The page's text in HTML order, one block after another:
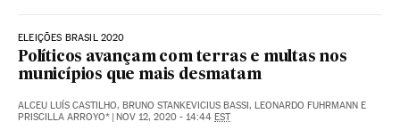
ELEIÇÕES BRASIL 2020
Políticos avançam com terras e multas nos
municípios que mais desmatam
ALCEU LUÍS CASTILHO, BRUNO STANKEVICIUS BASSI, LEONARDO FUHRMANN E
PRISCILLA ARROYO*
NOV 12, 2020 - 14:44 EST